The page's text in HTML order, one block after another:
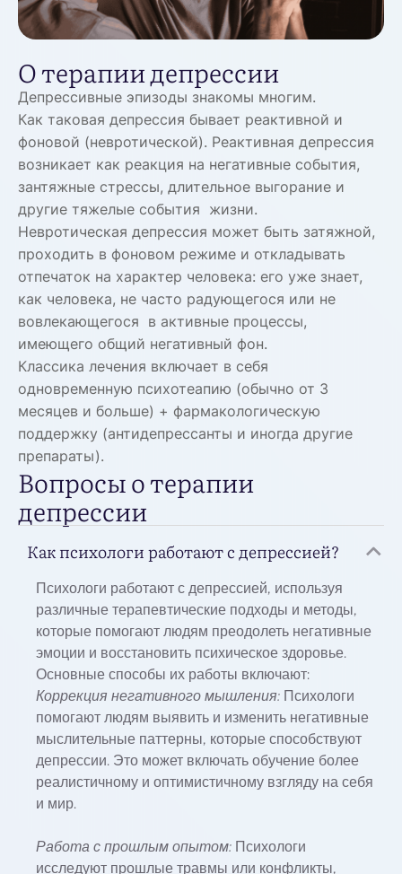
О терапии депрессии
Депрессивные эпизоды знакомы многим.
Как таковая депрессия бывает реактивной и
фоновой (невротической). Реактивная депрессия
возникает как реакция на негативные события,
зантяжные стрессы, длительное выгорание и
другие тяжелые события жизни.
Невротическая депрессия может быть затяжной,
проходить в фоновом режиме и откладывать
отпечаток на характер человека: его уже знает,
как человека, не часто радующегося или не
вовлекающегося в активные процессы,
имеющего общий негативный фон.
Классика лечения включает в себя
одновременную психотеапию (обычно от 3
месяцев и больше) + фармакологическую
поддержку (антидепрессанты и иногда другие
препараты).
Вопросы о терапии
депрессии
Как психологи работают с депрессией?
Психологи работают с депрессией, используя
различные терапевтические подходы и методы,
которые помогают людям преодолеть негативные
эмоции и восстановить психическое здоровье.
Основные способы их работы включают:
Коррекция негативного мышления: Психологи
помогают людям выявить и изменить негативные
мыслительные паттерны, которые способствуют
депрессии. Это может включать обучение более
реалистичному и оптимистичному взгляду на себя
и мир.
Работа с прошлым опытом: Психологи
исследуют прошлые травмы или конфликты,